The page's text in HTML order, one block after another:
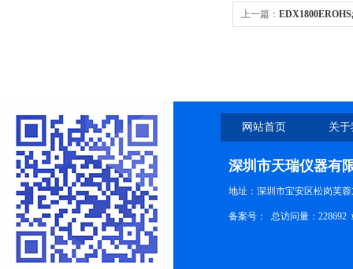
上一篇：
网站首页 关
深圳市天瑞仪器有
地址：深圳市宝安区松岗芙
备案号： 总访问量：228692